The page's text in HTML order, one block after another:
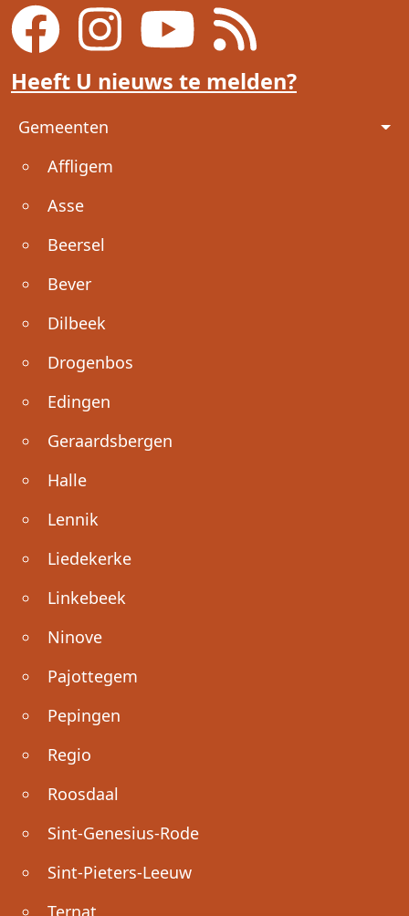
Heeft U nieuws te melden?
Voet
Gemeenten
Affligem
Asse
Beersel
Bever
Dilbeek
Drogenbos
Edingen
Geraardsbergen
Halle
Lennik
Liedekerke
Linkebeek
Ninove
Pajottegem
Pepingen
Regio
Roosdaal
Sint-Genesius-Rode
Sint-Pieters-Leeuw
Ternat